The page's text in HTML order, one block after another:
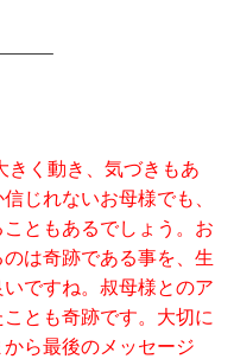
きく動き、気づきもあ
じれないお母様でも、
ともあるでしょう。お
は奇跡である事を、生
ですね。叔母様とのア
とも奇跡です。大切に
ら最後のメッセージ